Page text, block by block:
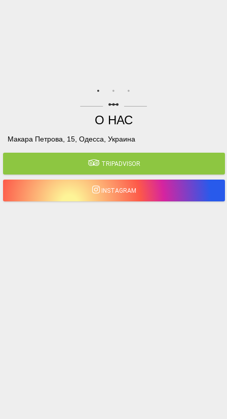
linear_scale
О НАС
Макара Петрова, 15, Одесса, Украина
TRIPADVISOR
INSTAGRAM